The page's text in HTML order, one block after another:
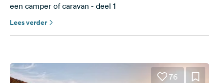
een camper of caravan - deel 1
Lees verder
76